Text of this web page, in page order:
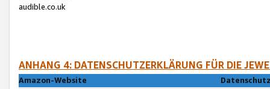
audible.co.uk
ANHANG 4: DATENSCHUTZERKLÄRUNG FÜR DIE
Amazon-Website